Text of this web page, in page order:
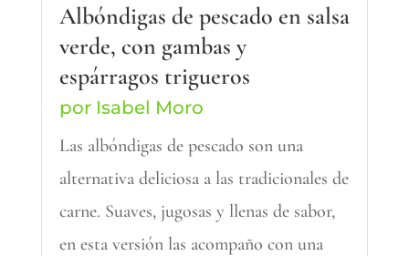
Albóndigas de pescado en salsa
verde, con gambas y
espárragos trigueros
por Isabel Moro
Las albóndigas de pescado son una
alternativa deliciosa a las tradicionales de
carne. Suaves, jugosas y llenas de sabor,
en esta versión las acompaño con una